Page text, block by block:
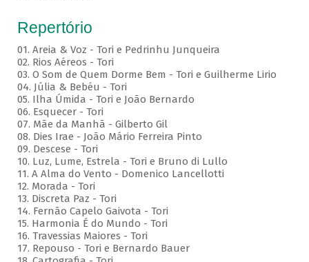
Repertório
01. Areia & Voz - Tori e Pedrinhu Junqueira
02. ⁠Rios Aéreos - Tori
03. O Som de Quem Dorme Bem - Tori e Guilherme Lirio
04. Júlia & Bebéu - Tori
05. Ilha Úmida - Tori e João Bernardo
06. Esquecer - Tori
07. Mãe da Manhã - Gilberto Gil
08. Dies Irae - João Mário Ferreira Pinto
09. Descese - Tori
10. Luz, Lume, Estrela - Tori e Bruno di Lullo
11. A Alma do Vento - Domenico Lancellotti
12. Morada - Tori
13. Discreta Paz - Tori
14. Fernão Capelo Gaivota - Tori
15. Harmonia É do Mundo - Tori
16. Travessias Maiores - Tori
17. Repouso - Tori e Bernardo Bauer